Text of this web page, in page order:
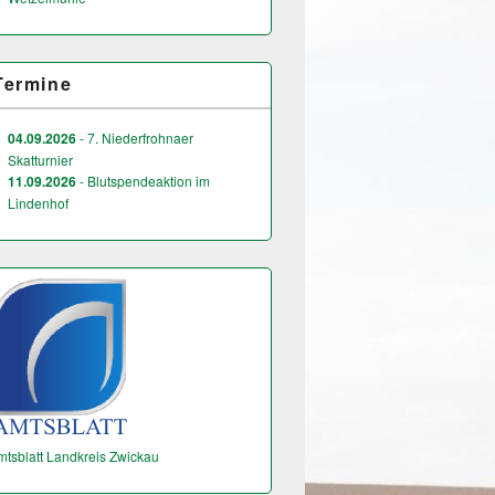
04.09.2026- 7. Niederfrohnaer
Skatturnier
11.09.2026- Blutspendeaktion im
Lindenhof
Landkreis Zwickau